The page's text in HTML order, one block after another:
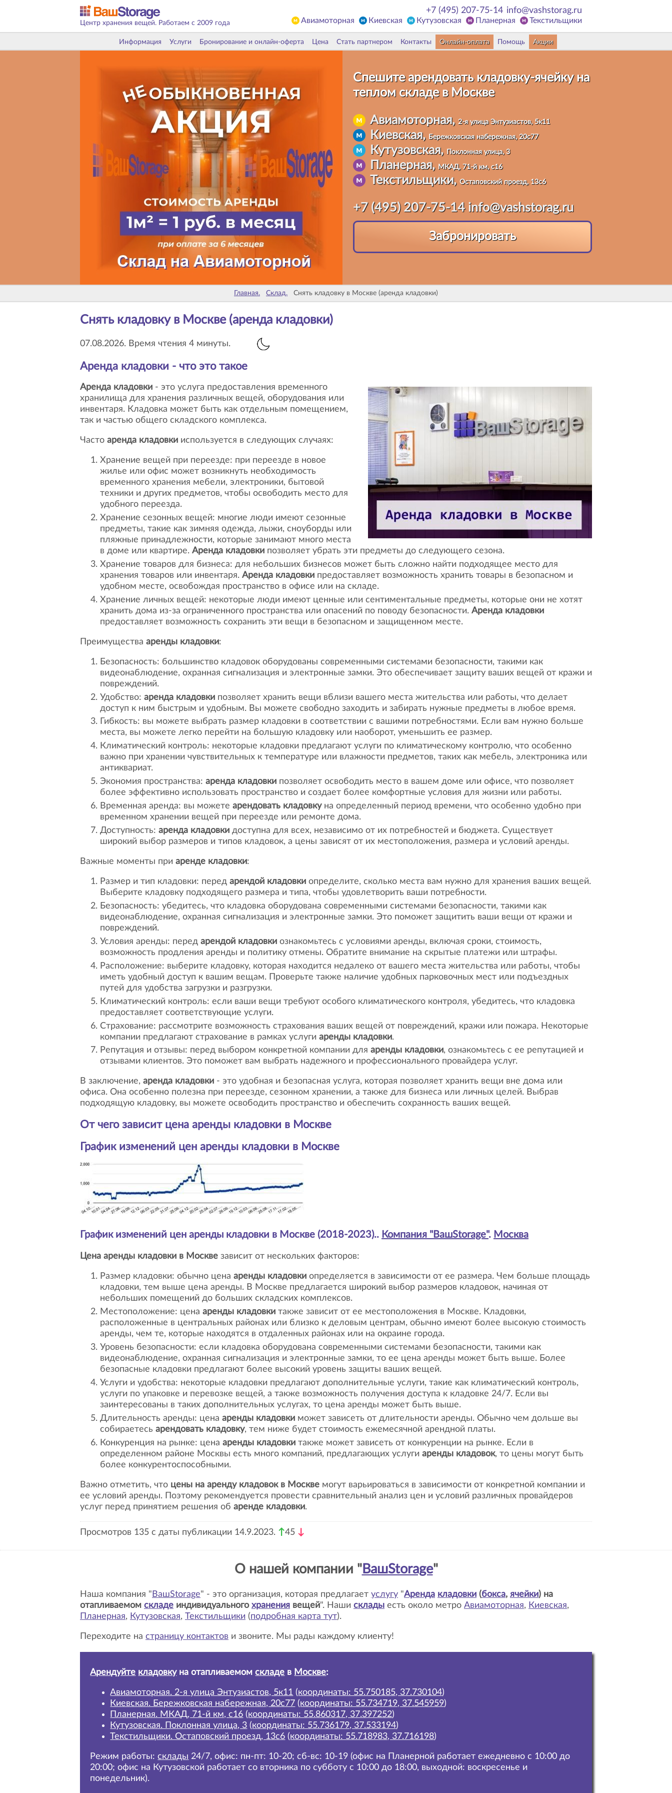
Центр хранения вещей. Работаем с 2009 года
+7 (495) 207-75-14 info@vashstorag.ru
Авиамоторная Киевская Кутузовская Планерная Текстильщики
Информация Услуги Бронирование и онлайн-оферта Цена Стать партнером Контакты Онлайн-оплата Помощь Акции
Спешите арендовать кладовку-ячейку на
теплом складев Москве
Авиамоторная, 2-я улица Энтузиастов, 5к11
Киевская, Бережковская набережная, 20с77
Кутузовская, Поклонная улица, 3
Планерная, МКАД, 71-й км, с16
Текстильщики, Остаповский проезд, 13с6
+7 (495) 207-75-14 info@vashstorag.ru
Забронировать
Главная. Склад. Снять кладовку в Москве (аренда кладовки)
Снять кладовку в Москве (аренда кладовки)
07.08.2026. Время чтения 4 минуты.
Аренда кладовки - что это такое
Аренда кладовки - это услуга предоставления временного
хранилища для хранения различных вещей, оборудования или
инвентаря. Кладовка может быть как отдельным помещением,
так и частью общего складского комплекса.
Часто аренда кладовки используется в следующих случаях:
Хранение вещей при переезде: при переезде в новое
жилье или офис может возникнуть необходимость
временного хранения мебели, электроники, бытовой
техники и других предметов, чтобы освободить место для
удобного переезда.
Хранение сезонных вещей: многие люди имеют сезонные
предметы, такие как зимняя одежда, лыжи, сноуборды или
пляжные принадлежности, которые занимают много места
в доме или квартире. Аренда кладовки позволяет убрать эти предметы до следующего сезона.
Хранение товаров для бизнеса: для небольших бизнесов может быть сложно найти подходящее место для
хранения товаров или инвентаря. Аренда кладовки предоставляет возможность хранить товары в безопасном и
удобном месте, освобождая пространство в офисе или на складе.
Хранение личных вещей: некоторые люди имеют ценные или сентиментальные предметы, которые они не хотят
хранить дома из-за ограниченного пространства или опасений по поводу безопасности. Аренда кладовки
предоставляет возможность сохранить эти вещи в безопасном и защищенном месте.
Преимущества аренды кладовки:
Безопасность: большинство кладовок оборудованы современными системами безопасности, такими как
видеонаблюдение, охранная сигнализация и электронные замки. Это обеспечивает защиту ваших вещей от кражи и
повреждений.
Удобство: аренда кладовки позволяет хранить вещи вблизи вашего места жительства или работы, что делает
доступ к ним быстрым и удобным. Вы можете свободно заходить и забирать нужные предметы в любое время.
Гибкость: вы можете выбрать размер кладовки в соответствии с вашими потребностями. Если вам нужно больше
места, вы можете легко перейти на большую кладовку или наоборот, уменьшить ее размер.
Климатический контроль: некоторые кладовки предлагают услуги по климатическому контролю, что особенно
важно при хранении чувствительных к температуре или влажности предметов, таких как мебель, электроника или
антиквариат.
Экономия пространства: аренда кладовки позволяет освободить место в вашем доме или офисе, что позволяет
более эффективно использовать пространство и создает более комфортные условия для жизни или работы.
Временная аренда: вы можете арендовать кладовкуна определенный период времени, что особенно удобно при
временном хранении вещей при переезде или ремонте дома.
Доступность: аренда кладовки доступна для всех, независимо от их потребностей и бюджета. Существует
широкий выбор размеров и типов кладовок, а цены зависят от их местоположения, размера и условий аренды.
Важные моменты при аренде кладовки:
Размер и тип кладовки: перед арендой кладовки определите, сколько места вам нужно для хранения ваших вещей.
Выберите кладовку подходящего размера и типа, чтобы удовлетворить ваши потребности.
Безопасность: убедитесь, что кладовка оборудована современными системами безопасности, такими как
видеонаблюдение, охранная сигнализация и электронные замки. Это поможет защитить ваши вещи от кражи и
повреждений.
Условия аренды: перед арендой кладовки ознакомьтесь с условиями аренды, включая сроки, стоимость,
возможность продления аренды и политику отмены. Обратите внимание на скрытые платежи или штрафы.
Расположение: выберите кладовку, которая находится недалеко от вашего места жительства или работы, чтобы
иметь удобный доступ к вашим вещам. Проверьте также наличие удобных парковочных мест или подъездных
путей для удобства загрузки и разгрузки.
Климатический контроль: если ваши вещи требуют особого климатического контроля, убедитесь, что кладовка
предоставляет соответствующие услуги.
Страхование: рассмотрите возможность страхования ваших вещей от повреждений, кражи или пожара. Некоторые
компании предлагают страхование в рамках услуги аренды кладовки.
Репутация и отзывы: перед выбором конкретной компании для аренды кладовки, ознакомьтесь с ее репутацией и
отзывами клиентов. Это поможет вам выбрать надежного и профессионального провайдера услуг.
В заключение, аренда кладовки - это удобная и безопасная услуга, которая позволяет хранить вещи вне дома или
офиса. Она особенно полезна при переезде, сезонном хранении, а также для бизнеса или личных целей. Выбрав
подходящую кладовку, вы можете освободить пространство и обеспечить сохранность ваших вещей.
От чего зависит цена аренды кладовки в Москве
График изменений цен аренды кладовки в Москве
График изменений цен аренды кладовки в Москве (2018-2023).. Компания "ВашStorage". Москва
Цена аренды кладовки в Москве зависит от нескольких факторов:
Размер кладовки: обычно цена аренды кладовки определяется в зависимости от ее размера. Чем больше площадь
кладовки, тем выше цена аренды. В Москве предлагается широкий выбор размеров кладовок, начиная от
небольших помещений до больших складских комплексов.
Местоположение: цена аренды кладовки также зависит от ее местоположения в Москве. Кладовки,
расположенные в центральных районах или близко к деловым центрам, обычно имеют более высокую стоимость
аренды, чем те, которые находятся в отдаленных районах или на окраине города.
Уровень безопасности: если кладовка оборудована современными системами безопасности, такими как
видеонаблюдение, охранная сигнализация и электронные замки, то ее цена аренды может быть выше. Более
безопасные кладовки предлагают более высокий уровень защиты ваших вещей.
Услуги и удобства: некоторые кладовки предлагают дополнительные услуги, такие как климатический контроль,
услуги по упаковке и перевозке вещей, а также возможность получения доступа к кладовке 24/7. Если вы
заинтересованы в таких дополнительных услугах, то цена аренды может быть выше.
Длительность аренды: цена аренды кладовки может зависеть от длительности аренды. Обычно чем дольше вы
собираетесь арендовать кладовку, тем ниже будет стоимость ежемесячной арендной платы.
Конкуренция на рынке: цена аренды кладовки также может зависеть от конкуренции на рынке. Если в
определенном районе Москвы есть много компаний, предлагающих услуги аренды кладовок, то цены могут быть
более конкурентоспособными.
Важно отметить, что цены на аренду кладовок в Москве могут варьироваться в зависимости от конкретной компании и
ее условий аренды. Поэтому рекомендуется провести сравнительный анализ цен и условий различных провайдеров
услуг перед принятием решения об аренде кладовки.
Просмотров 135 с даты публикации 14.9.2023. ↑45 ↓
О нашей компании "ВашStorage"
Наша компания " ВашStorage" - это организация, которая предлагает услугу "Аренда кладовки (бокса, ячейки) на
отапливаемом складе индивидуального хранения вещей". Наши склады есть около метро Авиамоторная, Киевская,
Планерная, Кутузовская, Текстильщики (подробная карта тут).
Переходите на страницу контактов и звоните. Мы рады каждому клиенту!
Арендуйте кладовкуна отапливаемомскладе в Москве:
Авиамоторная. 2-я улица Энтузиастов, 5к11 (координаты: 55.750185, 37.730104)
Киевская. Бережковская набережная, 20с77 (координаты: 55.734719, 37.545959)
Планерная. МКАД, 71-й км, с16 (координаты: 55.860317, 37.397252)
Кутузовская. Поклонная улица, 3 (координаты: 55.736179, 37.533194)
Текстильщики. Остаповский проезд, 13с6 (координаты: 55.718983, 37.716198)
Режим работы:склады 24/7,офис: пн-пт: 10-20; сб-вс: 10-19 (офис на Планерной работает ежедневно с 10:00 до
20:00; офис на Кутузовской работает со вторника по субботу с 10:00 до 18:00, выходной: воскресенье и
понедельник).